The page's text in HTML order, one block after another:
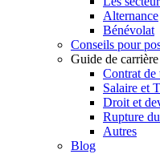
Alternance
Bénévolat
Conseils pour
Guide de carrière
Contrat de
Salaire et
Droit et
Rupture
Autres
Blog